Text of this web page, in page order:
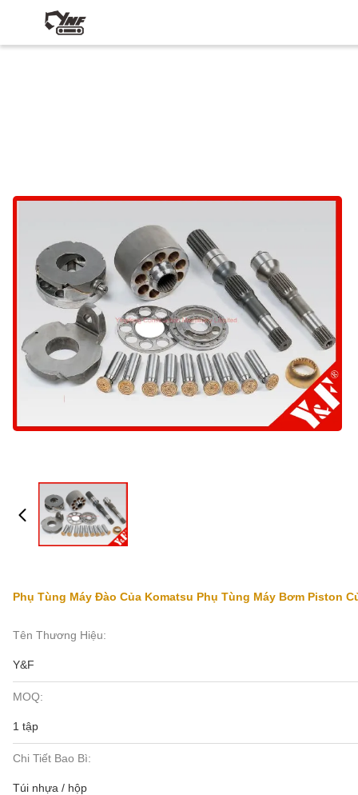
Phụ Tùng Máy Đào Của Komatsu Phụ Tùng Máy Bơm Piston
Tên Thương Hiệu:
Y&F
MOQ:
1 tập
Chi Tiết Bao Bì:
Túi nhựa / hộp